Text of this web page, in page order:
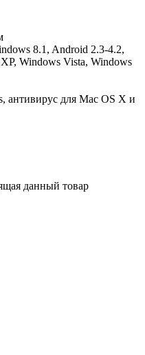
8.1, Android 2.3-4.2,
Windows Vista, Windows
антивирус для Mac OS X и
данный товар